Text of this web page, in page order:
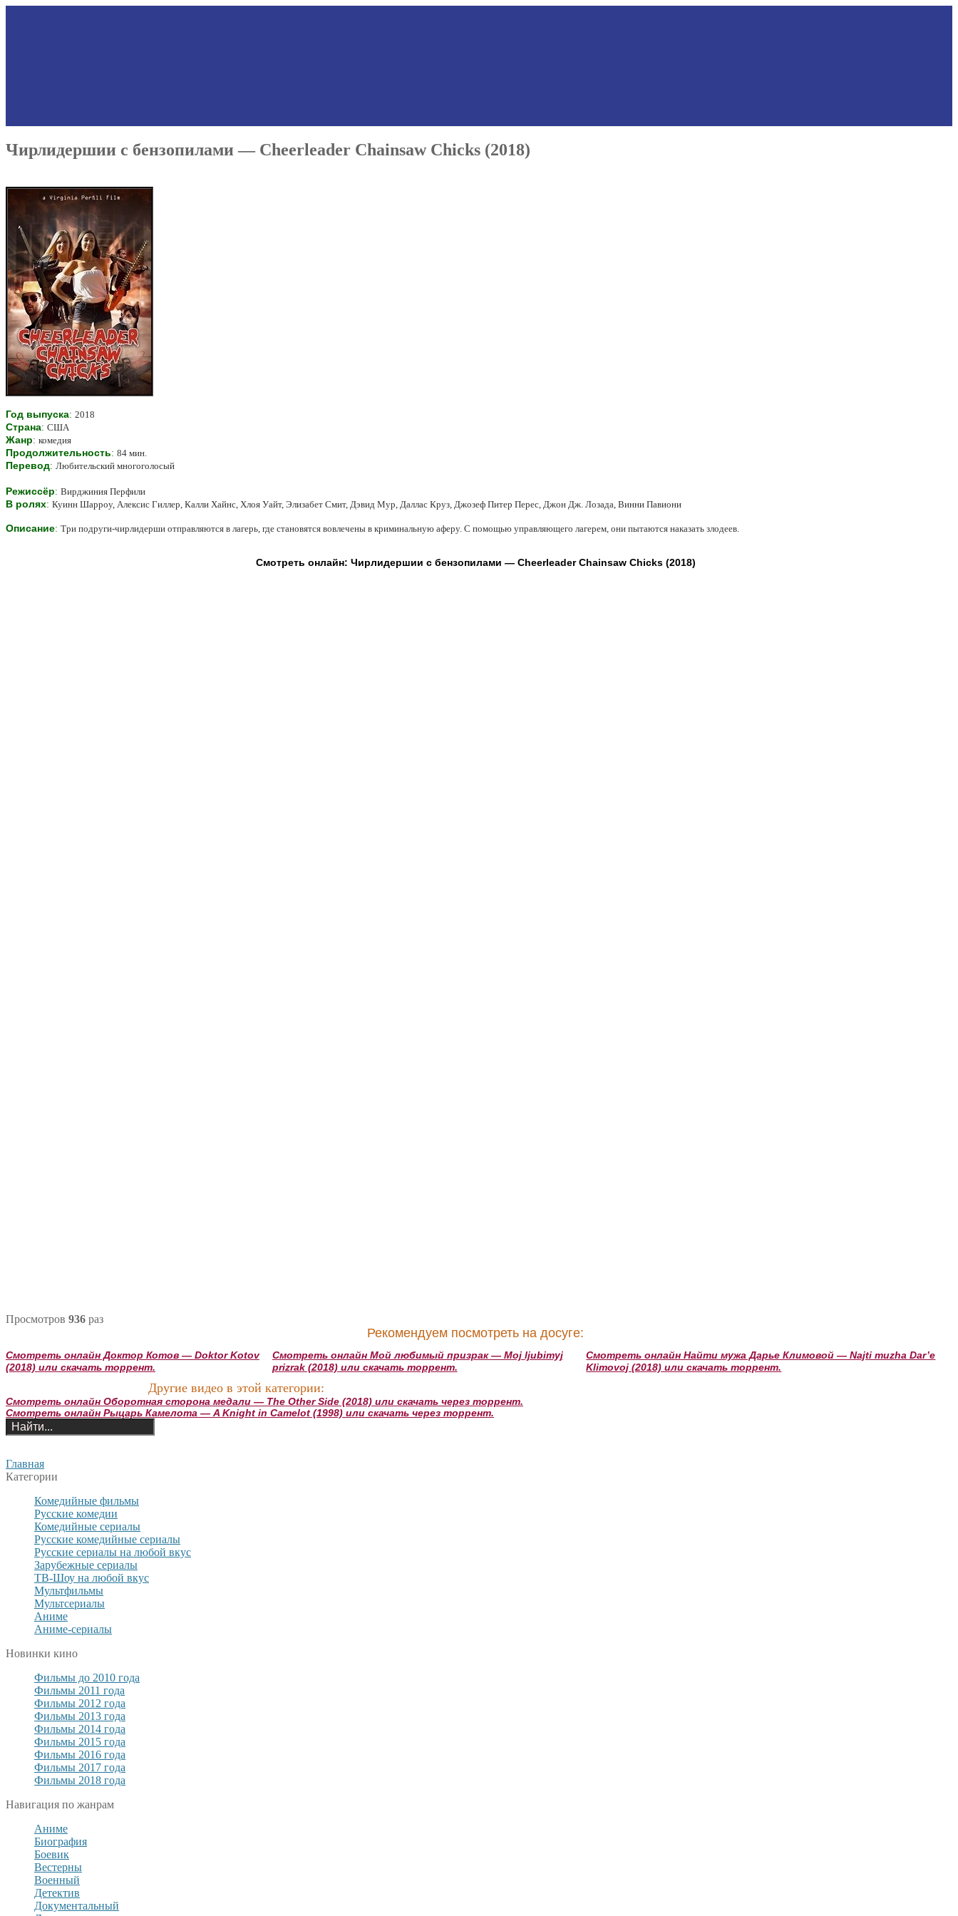
Чирлидершии с бензопилами — Cheerleader Chainsaw Chicks (2018)
Год выпуска: 2018
Страна: США
Жанр: комедия
Продолжительность: 84 мин.
Перевод: Любительский многоголосый
Режиссёр: Вирджиния Перфили
В ролях: Куинн Шарроу, Алексис Гиллер, Калли Хайнс, Хлоя Уайт, Элизабет Смит, Дэвид Мур, Даллас Круз, Джозеф Питер Перес, Джон Дж. Лозада, Винни Павиони
Описание: Три подруги-чирлидерши отправляются в лагерь, где становятся вовлечены в криминальную аферу. С помощью управляющего лагерем, они пытаются наказать злодеев.
Смотреть онлайн: Чирлидершии с бензопилами — Cheerleader Chainsaw Chicks (2018)
Просмотров 936 раз
Рекомендуем посмотреть на досуге:
Смотреть онлайн Доктор Котов — Doktor Kotov
(2018) или скачать торрент.
Смотреть онлайн Мой любимый призрак — Moj ljubimyj
prizrak (2018) или скачать торрент.
Смотреть онлайн Найти мужа Дарье Климовой — Najti muzha Dar’e
Klimovoj (2018) или скачать торрент.
Другие видео в этой категории:
Смотреть онлайн Оборотная сторона медали — The Other Side (2018) или скачать через торрент.
Смотреть онлайн Рыцарь Камелота — A Knight in Camelot (1998) или скачать через торрент.
Главная
Категории
Комедийные фильмы
Русские комедии
Комедийные сериалы
Русские комедийные сериалы
Русские сериалы на любой вкус
Зарубежные сериалы
ТВ-Шоу на любой вкус
Мультфильмы
Мультсериалы
Аниме
Аниме-сериалы
Новинки кино
Фильмы до 2010 года
Фильмы 2011 года
Фильмы 2012 года
Фильмы 2013 года
Фильмы 2014 года
Фильмы 2015 года
Фильмы 2016 года
Фильмы 2017 года
Фильмы 2018 года
Навигация по жанрам
Аниме
Биография
Боевик
Вестерны
Военный
Детектив
Документальный